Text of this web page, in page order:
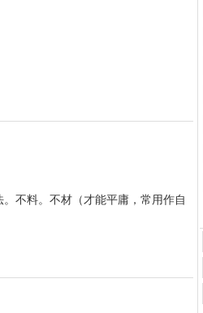
不料。不材（才能平庸，常用作自